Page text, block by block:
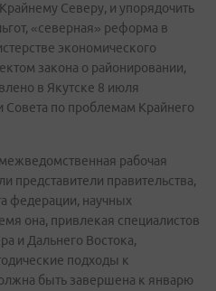
Северу, и упорядочить
«северная» реформа в
экономического
закона о районировании,
в Якутске 8 июля
Совета по проблемам Крайнего
рабочая
представители правительства,
федерации, научных
она, привлекая специалистов
и Дальнего Востока,
подходы к
быть завершена к январю